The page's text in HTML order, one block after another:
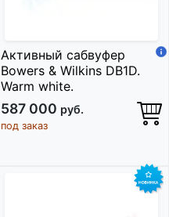
Активный сабвуфер
Bowers & Wilkins DB1D.
Warm white.
587 000 руб.
под заказ